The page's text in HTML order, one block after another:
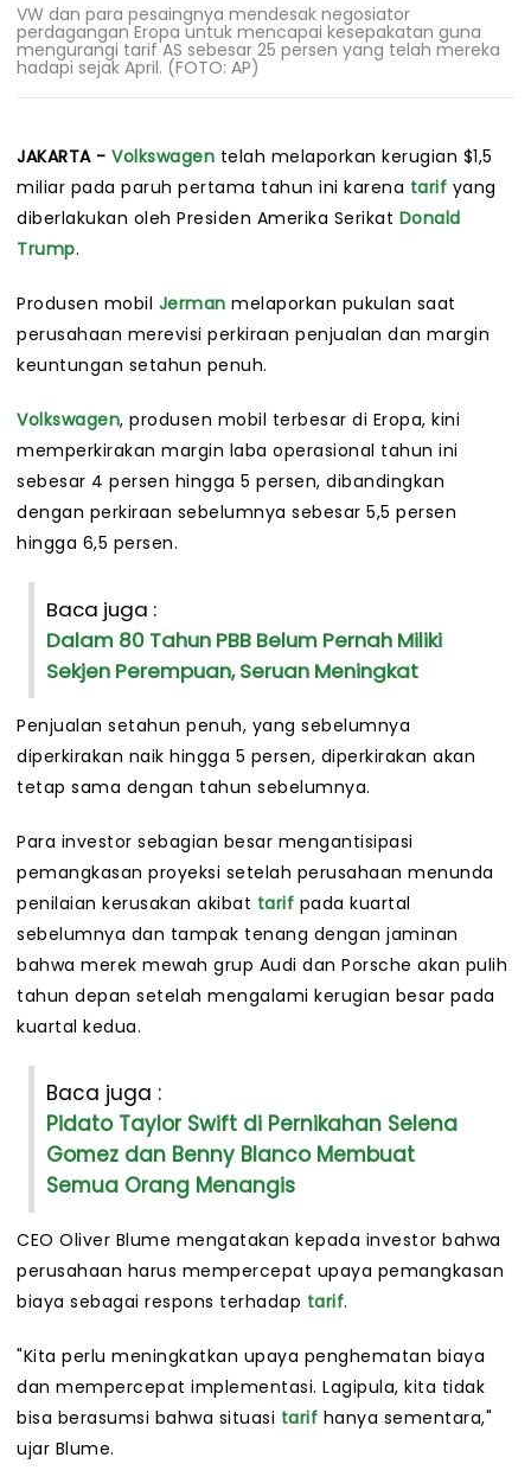
VW dan para pesaingnya mendesak negosiator
perdagangan Eropa untuk mencapai kesepakatan guna
mengurangi tarif AS sebesar 25 persen yang telah mereka
hadapi sejak April. (FOTO: AP)
JAKARTA - Volkswagen telah melaporkan kerugian $1,5
miliar pada paruh pertama tahun ini karena tarif yang
diberlakukan oleh Presiden Amerika Serikat Donald
Trump.
Produsen mobil Jerman melaporkan pukulan saat
perusahaan merevisi perkiraan penjualan dan margin
keuntungan setahun penuh.
Volkswagen, produsen mobil terbesar di Eropa, kini
memperkirakan margin laba operasional tahun ini
sebesar 4 persen hingga 5 persen, dibandingkan
dengan perkiraan sebelumnya sebesar 5,5 persen
hingga 6,5 persen.
Baca juga :
Dalam 80 Tahun PBB Belum Pernah Miliki
Sekjen Perempuan, Seruan Meningkat
Penjualan setahun penuh, yang sebelumnya
diperkirakan naik hingga 5 persen, diperkirakan akan
tetap sama dengan tahun sebelumnya.
Para investor sebagian besar mengantisipasi
pemangkasan proyeksi setelah perusahaan menunda
penilaian kerusakan akibat tarif pada kuartal
sebelumnya dan tampak tenang dengan jaminan
bahwa merek mewah grup Audi dan Porsche akan pulih
tahun depan setelah mengalami kerugian besar pada
kuartal kedua.
Baca juga :
Pidato Taylor Swift di Pernikahan Selena
Gomez dan Benny Blanco Membuat
Semua Orang Menangis
CEO Oliver Blume mengatakan kepada investor bahwa
perusahaan harus mempercepat upaya pemangkasan
biaya sebagai respons terhadap tarif.
"Kita perlu meningkatkan upaya penghematan biaya
dan mempercepat implementasi. Lagipula, kita tidak
bisa berasumsi bahwa situasi tarif hanya sementara,"
ujar Blume.